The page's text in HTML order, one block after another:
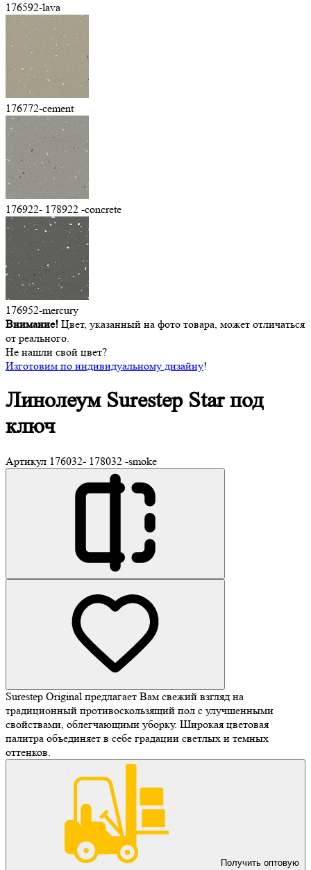
176592-lava
176772-cement
176922- 178922 -concrete
176952-mercury
Внимание! Цвет, указанный на фото товара, может отличаться
от реального.
Не нашли свой цвет?
Изготовим по индивидуальному дизайну!
Линолеум Surestep Star под
ключ
Артикул 176032- 178032 -smoke
Surestep Original предлагает Вам свежий взгляд на
традиционный противоскользящий пол с улучшенными
свойствами, облегчающими уборку. Широкая цветовая
палитра объединяет в себе градации светлых и темных
оттенков.
Получить оптовую